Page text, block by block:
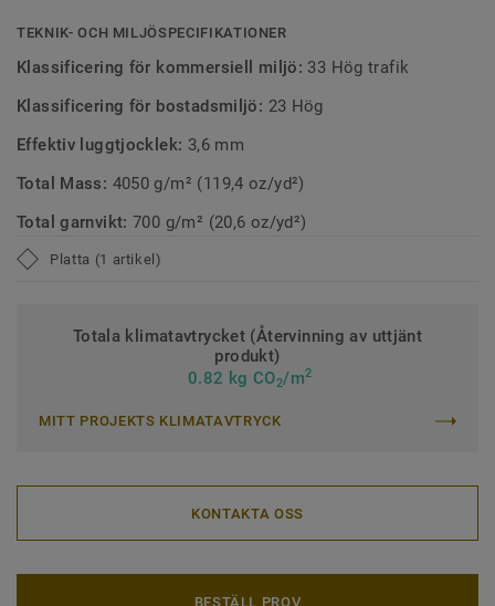
TEKNIK- OCH MILJÖSPECIFIKATIONER
Klassificering för kommersiell miljö: 33 Hög trafik
Klassificering för bostadsmiljö: 23 Hög
Effektiv luggtjocklek: 3,6 mm
Total Mass: 4050 g/m² (119,4 oz/yd²)
Total garnvikt:700 g/m² (20,6 oz/yd²)
Platta (1 artikel)
Totala klimatavtrycket (Återvinning av uttjänt
produkt)
0.82 kg CO2/m2
MITT PROJEKTS KLIMATAVTRYCK
KONTAKTA OSS
BESTÄLL PROV